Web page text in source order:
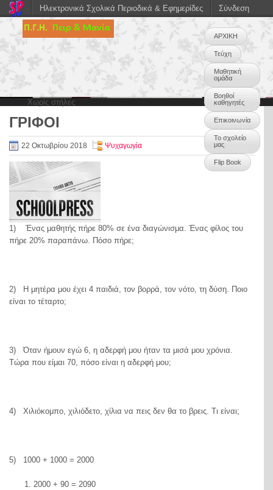
ΑΡΧΙΚΗ
Τεύχη
Μαθητική
ομάδα
Βοηθοί
καθηγητές
Επικοινωνία
Το σχολείο
μας
Flip Book
Χωρίς στήλες
0
ΓΡΙΦΟΙ
22 Οκτωβρίου 2018 Ψυχαγωγία
1) Ένας μαθητής πήρε 80% σε ένα διαγώνισμα. Ένας φίλος του
πήρε 20% παραπάνω. Πόσο πήρε;
2) Η μητέρα μου έχει 4 παιδιά, τον βορρά, τον νότο, τη δύση. Ποιο
είναι το τέταρτο;
3) Όταν ήμουν εγώ 6, η αδερφή μου ήταν τα μισά μου χρόνια.
Τώρα που είμαι 70, πόσο είναι η αδερφή μου;
4) Χιλιόκομπο, χιλιόδετο, χίλια να πεις δεν θα το βρεις. Τι είναι;
5) 1000 + 1000 = 2000
2000 + 90 = 2090
Ηλεκτρονικά Σχολικά Περιοδικά & Εφημερίδες Σύνδεση